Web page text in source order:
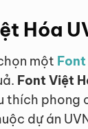
Hóa
một Font
Font Việt
thích
dự án